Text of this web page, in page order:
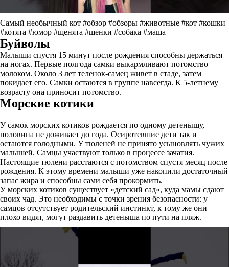
Самый необычный кот #обзор #обзоры #животные #кот #кошки
#котята #юмор #щенята #щенки #собака #маша
Буйволы
Малыши спустя 15 минут после рождения способны держаться
на ногах. Первые полгода самки выкармливают потомство
молоком. Около 3 лет теленок-самец живет в стаде, затем
покидает его. Самки остаются в группе навсегда. К 5-летнему
возрасту она приносит потомство.
Морские котики
У самок морских котиков рождается по одному детенышу,
половина не доживает до года. Осиротевшие дети так и
остаются голодными. У тюленей не принято усыновлять чужих
малышей. Самцы участвуют только в процессе зачатия.
Настоящие тюлени расстаются с потомством спустя месяц после
рождения. К этому времени малыши уже накопили достаточный
запас жира и способны сами себя прокормить.
У морских котиков существует «детский сад», куда мамы сдают
своих чад. Это необходимы с точки зрения безопасности: у
самцов отсутствует родительский инстинкт, к тому же они
плохо видят, могут раздавить детеныша по пути на пляж.